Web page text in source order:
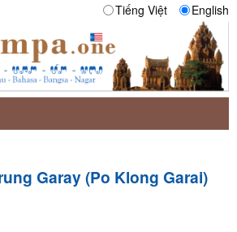
Tiếng Việt English
Garay (Po Klong Garai)